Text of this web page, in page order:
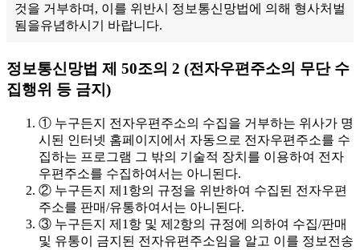
것을 거부하며, 이를 위반시 정보통신망법에 의해 형사처벌
됨을유념하시기 바랍니다.
정보통신망법 제 50조의 2 (전자우편주소의 무단 수
집행위 등 금지)
① 누구든지 전자우편주소의 수집을 거부하는 위사가 명
시된 인터넷 홈페이지에서 자동으로 전자우편주소를 수
집하는 프로그램 그 밖의 기술적 장치를 이용하여 전자
우편주소를 수집하여서는 아니된다.
② 누구든지 제1항의 규정을 위반하여 수집된 전자우편
주소를 판매/유통하여서는 아니된다.
③ 누구든지 제1항 및 제2항의 규정에 의하여 수집/판매
및 유통이 금지된 전자유편주소임을 알고 이를 정보전송